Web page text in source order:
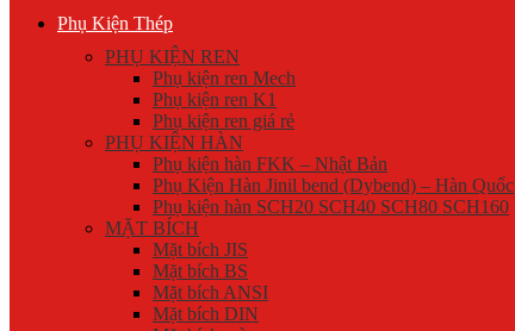
Phụ Kiện Thép
PHỤ KIỆN REN
Phụ kiện ren Mech
Phụ kiện ren K1
Phụ kiện ren giá rẻ
PHỤ KIỆN HÀN
Phụ kiện hàn FKK – Nhật Bản
Phụ Kiện Hàn Jinil bend (Dybend) – Hàn Quốc
Phụ kiện hàn SCH20 SCH40 SCH80 SCH160
MẶT BÍCH
Mặt bích JIS
Mặt bích BS
Mặt bích ANSI
Mặt bích DIN